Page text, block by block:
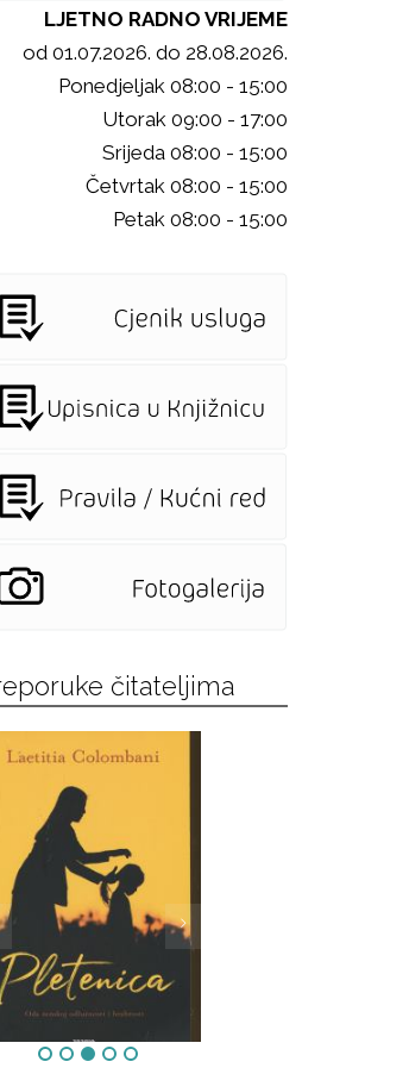
LJETNO RADNO VRIJEME
od 01.07.2026. do 28.08.2026.
Ponedjeljak 08:00 - 15:00
Utorak 09:00 - 17:00
Srijeda 08:00 - 15:00
Četvrtak 08:00 - 15:00
Petak 08:00 - 15:00
čitateljima